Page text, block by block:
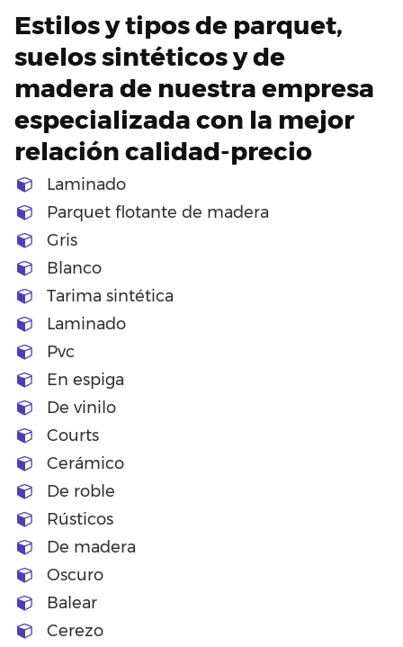
Estilos y tipos de parquet,
suelos sintéticos y de
madera de nuestra empresa
especializada con la mejor
relación calidad-precio
Laminado
Parquet flotante de madera
Gris
Blanco
Tarima sintética
Laminado
Pvc
En espiga
De vinilo
Courts
Cerámico
De roble
Rústicos
De madera
Oscuro
Balear
Cerezo